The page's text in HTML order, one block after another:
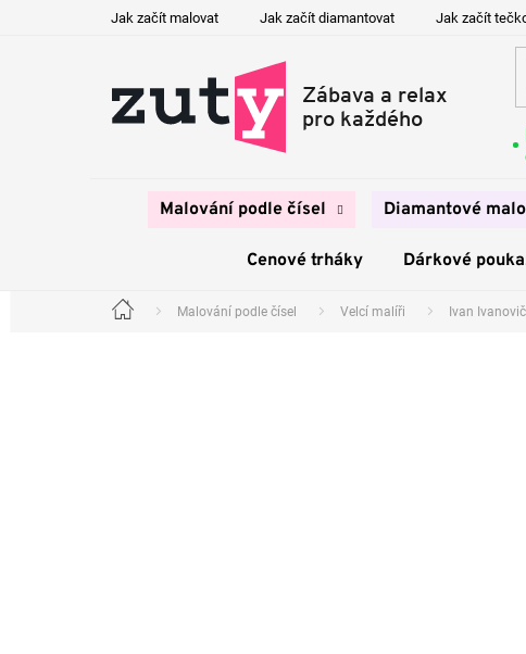
Jak začít malovat Jak začít diamantovat Jak začít
Malování podle čísel Diamantové
Cenové trháky Dárkové
Domů Malování podle čísel Velcí malíři Ivan